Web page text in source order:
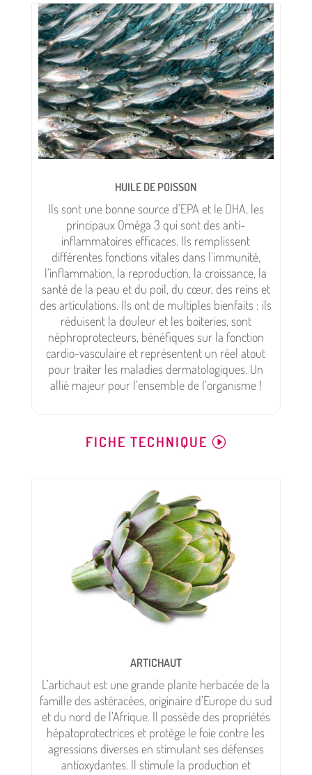
HUILE DE POISSON
Ils sont une bonne source d’EPA et le DHA, les
principaux Oméga 3 qui sont des anti-
inflammatoires efficaces. Ils remplissent
différentes fonctions vitales dans l’immunité,
l’inflammation, la reproduction, la croissance, la
santé de la peau et du poil, du cœur, des reins et
des articulations. Ils ont de multiples bienfaits : ils
réduisent la douleur et les boiteries, sont
néphroprotecteurs, bénéfiques sur la fonction
cardio-vasculaire et représentent un réel atout
pour traiter les maladies dermatologiques. Un
allié majeur pour l’ensemble de l’organisme !
FICHE TECHNIQUE
ARTICHAUT
L’artichaut est une grande plante herbacée de la
famille des astéracées, originaire d’Europe du sud
et du nord de l’Afrique. Il possède des propriétés
hépatoprotectrices et protège le foie contre les
agressions diverses en stimulant ses défenses
antioxydantes. Il stimule la production et